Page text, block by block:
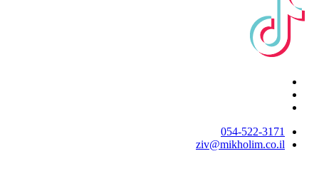
054-522-3171⁩
ziv@mikholim.co.il